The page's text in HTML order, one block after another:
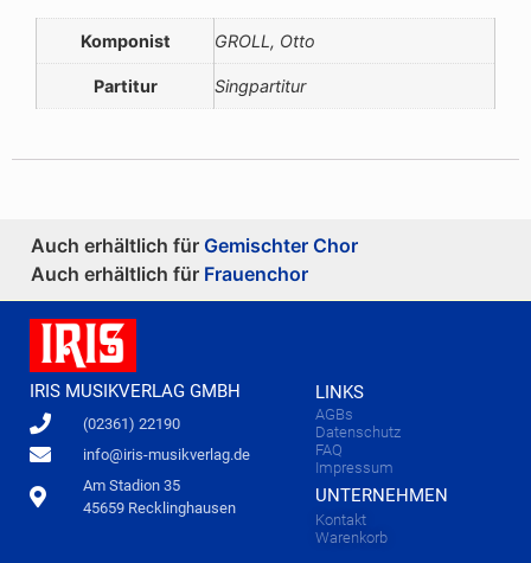
Komponist GROLL, Otto
Partitur Singpartitur
Auch erhältlich für Gemischter Chor
Auch erhältlich für Frauenchor
IRIS MUSIKVERLAG GMBH
(02361) 22190
info@iris-musikverlag.de
Am Stadion 35
45659 Recklinghausen
LINKS
AGBs
Datenschutz
FAQ
Impressum
UNTERNEHMEN
Kontakt
Warenkorb